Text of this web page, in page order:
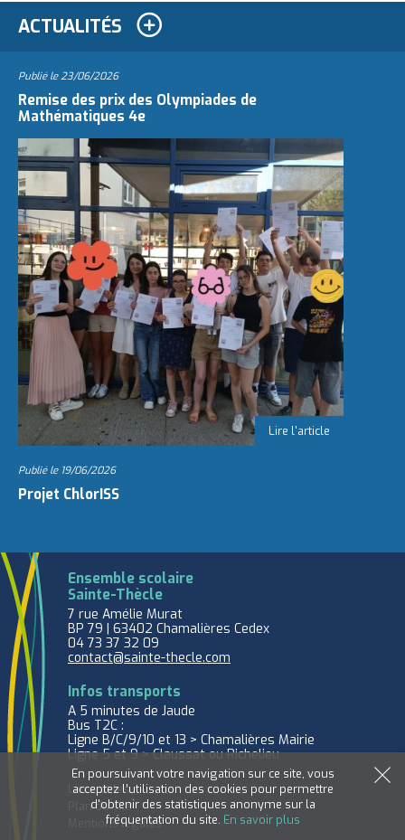
ACTUALITÉS
Publié le23/06/2026
Remise des prix des Olympiades de
Mathématiques 4e
Publié le 19/06/2026
Projet ChlorISS
Ensemble scolaire
Sainte-Thècle
7 rue Amélie Murat
BP 79 | 63402 Chamalières Cedex
04 73 37 32 09
contact@sainte-thecle.com
Infos transports
A 5 minutes de Jaude
Bus T2C :
Ligne B/C/9/10 et 13 > Chamalières Mairie
Ligne 5 et 9 > Claussat ou Richelieu
Liens utiles
Plan du site
Mentions légales
En poursuivant votre navigation sur ce site, vous
acceptez l’utilisation des cookies pour permettre
d'obtenir des statistiques anonyme sur la
fréquentation du site. En savoir plus